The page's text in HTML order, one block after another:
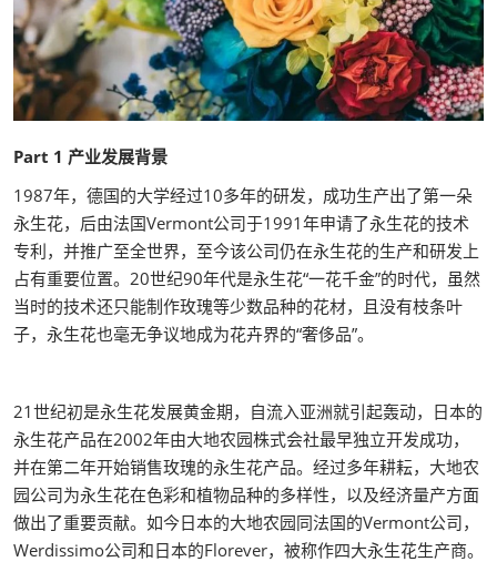
Part 1 产业发展背景
1987年，德国的大学经过10多年的研发，成功生产出了第一朵
永生花，后由法国Vermont公司于1991年申请了永生花的技术
专利，并推广至全世界，至今该公司仍在永生花的生产和研发上
占有重要位置。20世纪90年代是永生花“一花千金”的时代，虽然
当时的技术还只能制作玫瑰等少数品种的花材，且没有枝条叶
子，永生花也毫无争议地成为花卉界的“奢侈品”。
21世纪初是永生花发展黄金期，自流入亚洲就引起轰动，日本的
永生花产品在2002年由大地农园株式会社最早独立开发成功，
并在第二年开始销售玫瑰的永生花产品。经过多年耕耘，大地农
园公司为永生花在色彩和植物品种的多样性，以及经济量产方面
做出了重要贡献。如今日本的大地农园同法国的Vermont公司，
Werdissimo公司和日本的Florever，被称作四大永生花生产商。